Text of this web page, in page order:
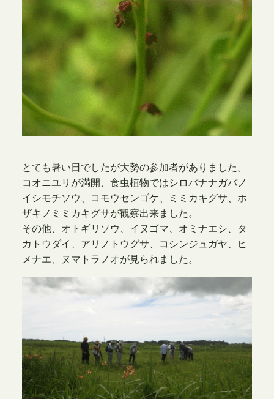
とても暑い日でしたが大勢の参加者がありました。
コオニユリが満開、食虫植物ではシロバナナガバノ
イシモチソウ、コモウセンゴケ、ミミカキグサ、ホ
ザキノミミカキグサが観察出来ました。
その他、オトギリソウ、イヌゴマ、オミナエシ、タ
カトウダイ、アリノトウグサ、コシンジュガヤ、ヒ
メナエ、ヌマトラノオが見られました。